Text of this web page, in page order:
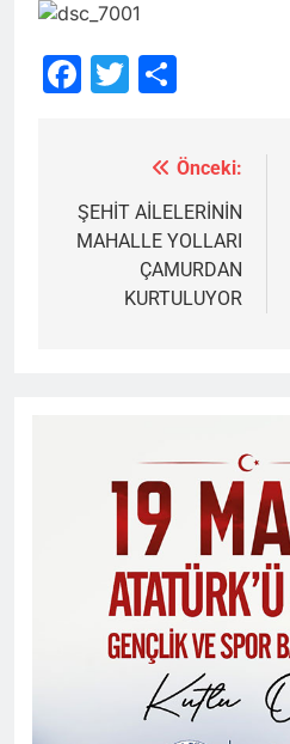
Facebook
Twitter
gezinmesi
Önceki:
ŞEHİT AİLELERİNİN
MAHALLE YOLLARI
ÇAMURDAN
KURTULUYOR